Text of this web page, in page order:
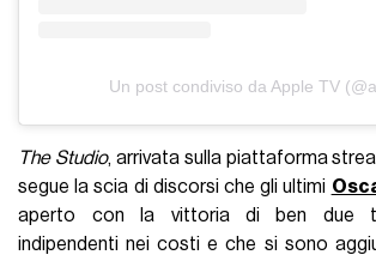
Un post condiviso da Apple TV
The Studio, arrivata sulla piattaforma
segue la scia di discorsi che gli ultimi
aperto con la vittoria di ben due
indipendenti nei costi e che si sono